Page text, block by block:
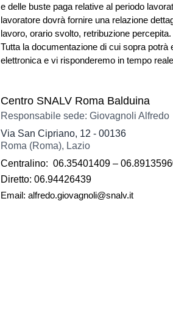
e delle buste paga relative al periodo
lavoratore dovrà fornire una relazione
lavoro, orario svolto, retribuzione percepita.
Tutta la documentazione di cui sopra
elettronica e vi risponderemo in tempo
Centro SNALV Roma Balduina
Responsabile sede: Giovagnoli Alfredo
Via San Cipriano, 12 - 00136
Roma (Roma), Lazio
Centralino: 06.35401409 –
Diretto: 06.94426439
Email: alfredo.giovagnoli@snalv.it